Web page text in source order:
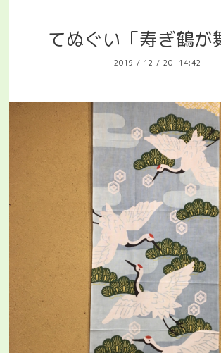
てぬぐい「寿ぎ鶴が
2019 / 12 / 20 14:42